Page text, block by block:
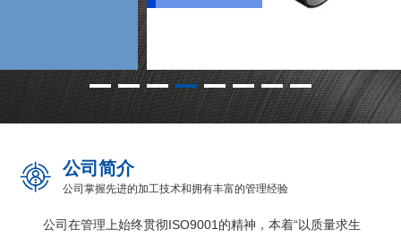
公司简介
公司掌握先进的加工技术和拥有丰富的管理经验
公司在管理上始终贯彻ISO9001的精神，本着“以质量求生